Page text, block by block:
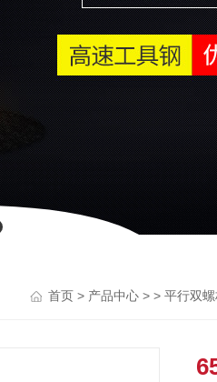
首页 > 产品中心 > > 平行双